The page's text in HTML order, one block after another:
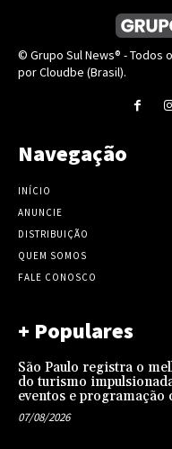
© Grupo Sul News® -
por Cloudbe (Brasil).
Navegação
INÍCIO
ANUNCIE
DISTRIBUIÇÃO
QUEM SOMOS
FALE CONOSCO
+ Populares
São Paulo registra o
do turismo
eventos e programação
07/08/2026